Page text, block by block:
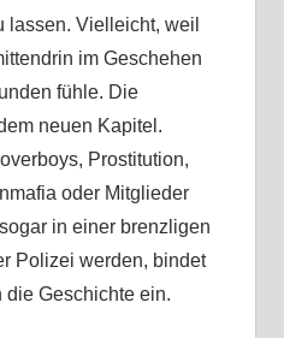
lassen. Vielleicht, weil
im Geschehen
fühle. Die
neuen Kapitel.
Prostitution,
oder Mitglieder
in einer brenzligen
Polizei werden, bindet
die Geschichte ein.